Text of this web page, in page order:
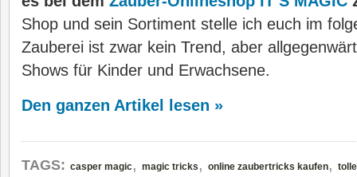
Shop und sein Sortiment stelle ich euch im
Zauberei ist zwar kein Trend, aber
Shows für Kinder und Erwachsene.
Den ganzen Artikel lesen »
TAGS: casper magic, magic tricks , online zaubertricks kaufen,